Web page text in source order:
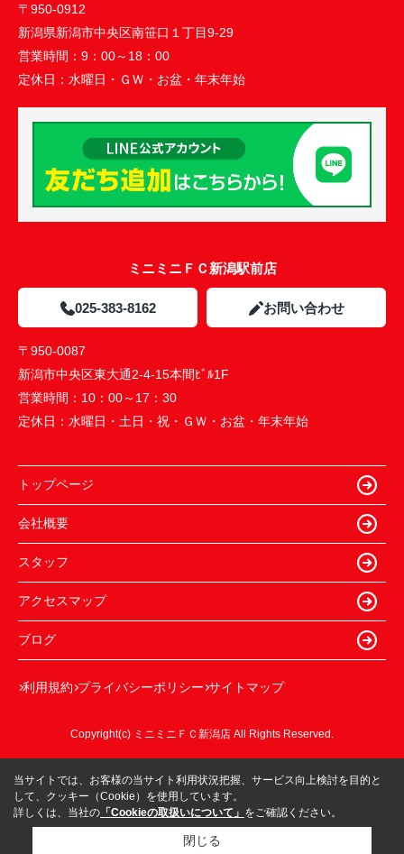
〒950-0912
新潟県新潟市中央区南笹口１丁目9-29
営業時間： 9：00～18：00
定休日： 水曜日・ＧＷ・お盆・年末年始
ミニミニＦＣ新潟駅前店
025-383-8162 お問い合わせ
〒950-0087
新潟市中央区東大通2-4-15本間ﾋﾞﾙ1F
営業時間： 10：00～17：30
定休日： 水曜日・土日・祝・ＧＷ・お盆・年末年始
トップページ
会社概要
スタッフ
アクセスマップ
ブログ
利用規約 プライバシーポリシー サイトマップ
Copyright(c) ミニミニＦＣ新潟店 All Rights Reserved.
当サイトでは、お客様の当サイト利用状況把握、サービス向上検討を目的と
して、クッキー（Cookie）を使用しています。
詳しくは、当社の 「Cookieの取扱いについて」 をご確認ください。
閉じる